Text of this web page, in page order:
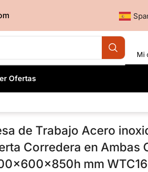
Mi
Ofertas
de Trabajo Acero
Corredera en Ambas
mm